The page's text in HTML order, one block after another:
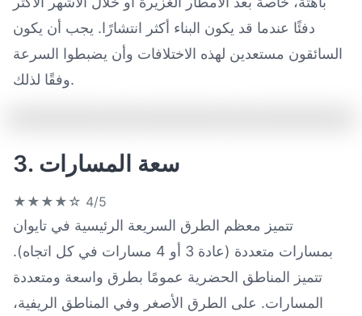
دفئًا عندما قد يكون البناء أكثر انتشارًا. يجب أن يكون
السائقون مستعدين لهذه الاختلافات وأن يضبطوا السرعة
وفقًا لذلك.
3. سعة المسارات
★★★★☆ 4/5
تتميز معظم الطرق السريعة الرئيسية في تايوان
بمسارات متعددة (عادة 3 أو 4 مسارات في كل اتجاه).
تتميز المناطق الحضرية عمومًا بطرق واسعة ومتعددة
المسارات. على الطرق الأصغر وفي المناطق الريفية،